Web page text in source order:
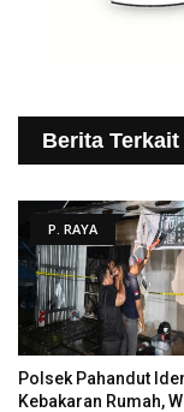
Berita Terkait
P. RAYA
Polsek Pahandut
Kebakaran Rumah,